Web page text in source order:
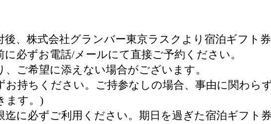
、株式会社グランバー東京ラスクより宿泊ギフト券
必ずお電話/メールにて直接ご予約ください。
ご希望に添えない場合がございます。
持ちください。ご持参なしの場合、事由に関わら
ます。)
に必ずご利用ください。期日を過ぎた宿泊ギフト